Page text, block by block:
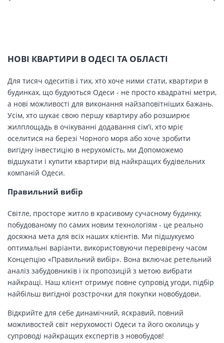
НОВІ КВАРТИРИ В ОДЕСІ ТА ОБЛАСТІ
Для тисяч одеситів і тих, хто хоче ними стати, квартири в
будинках, що будуються Одеси - не просто квадратні метри,
а нові можливості для виконання найзаповітніших бажань.
Усім, хто шукає свою першу квартиру або розширює
жилплощадь в очікуванні додавання сім'ї, хто мріє
оселитися на березі Чорного моря або хоче зробити
вигідну інвестицію в нерухомість, ми Допоможемо
відшукати і купити квартири від найкращих будівельних
компаній Одеси.
Правильний вибір
Світле, просторе житло в красивому сучасному будинку,
побудованому по самих новим технологіям - це реально
досяжна мета для всіх наших клієнтів. Ми підшукуємо
оптимальні варіанти, використовуючи перевірену часом
Концепцію «Правильний вибір». Вона включає ретельний
аналіз забудовників і їх пропозицій з метою вибрати
найкращі. Наш клієнт отримує повне супровід угоди, підбір
найбільш вигідної розстрочки для покупки новобудови.
Відкрийте для себе динамічний, яскравий, повний
можливостей світ нерухомості Одеси та його околиць у
супроводі найкращих експертів з новобудов!